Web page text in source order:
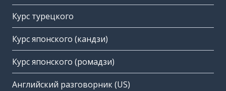
Курс турецкого
Курс японского (кандзи)
Курс японского (ромадзи)
Английский разговорник (US)